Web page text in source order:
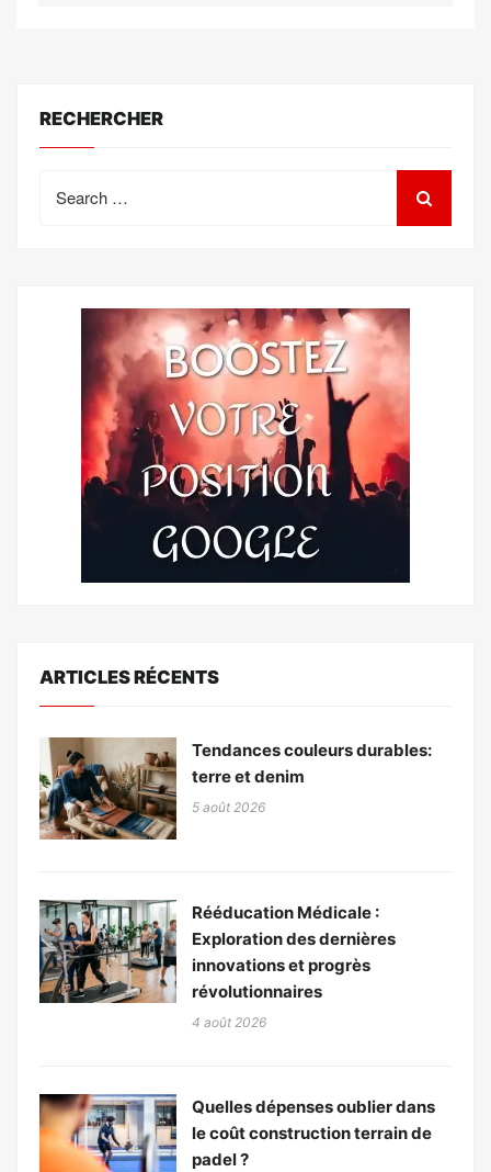
RECHERCHER
for:
ARTICLES RÉCENTS
Tendances couleurs durables:
terre et denim
5 août 2026
Rééducation Médicale :
Exploration des dernières
innovations et progrès
révolutionnaires
4 août 2026
Quelles dépenses oublier dans
le coût construction terrain de
padel ?